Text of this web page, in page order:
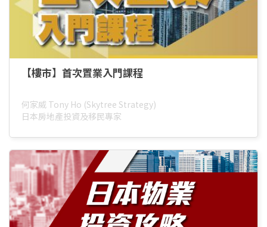
【樓市】首次置業入門課程
何家威 Tony Ho (Skytree Strategy)
日本房地產投資及移民專家